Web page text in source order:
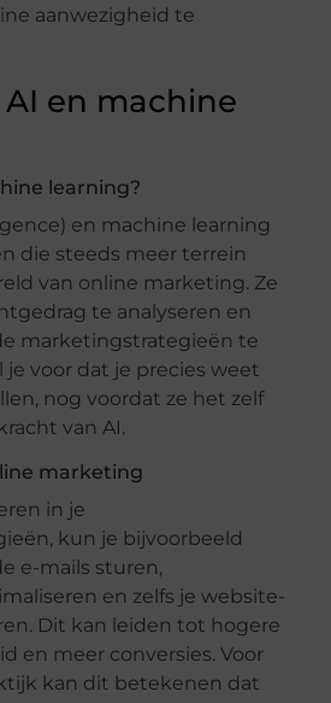
aanwezigheid te
en machine
learning?
en machine learning
die steeds meer terrein
van online marketing. Ze
te analyseren en
marketingstrategieën te
voor dat je precies weet
nog voordat ze het zelf
van AI.
marketing
in je
kun je bijvoorbeeld
e-mails sturen,
en zelfs je website-
Dit kan leiden tot hogere
en meer conversies. Voor
kan dit betekenen dat